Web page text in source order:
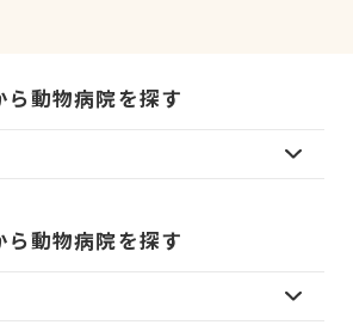
ら動物病院を探す
ら動物病院を探す